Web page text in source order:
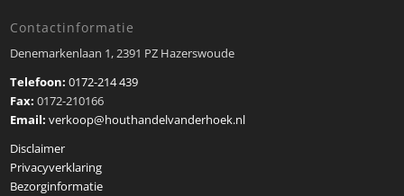
Contactinformatie
Denemarkenlaan 1, 2391 PZ Hazerswoude
Telefoon:0172-214 439
Fax:0172-210166
Email: verkoop@houthandelvanderhoek.nl
Disclaimer
Privacyverklaring
Bezorginformatie